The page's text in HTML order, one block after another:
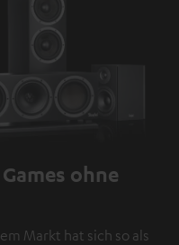
ohne
Markt hat sich so als